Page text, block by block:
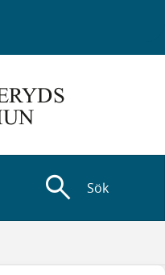
search Sök